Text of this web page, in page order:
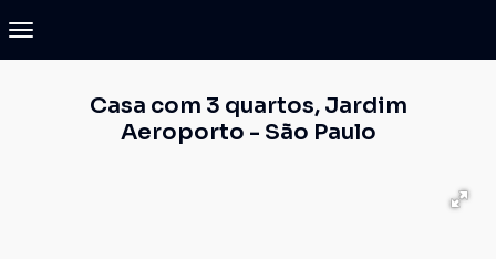
Casa com 3 quartos, Jardim
Aeroporto - São Paulo